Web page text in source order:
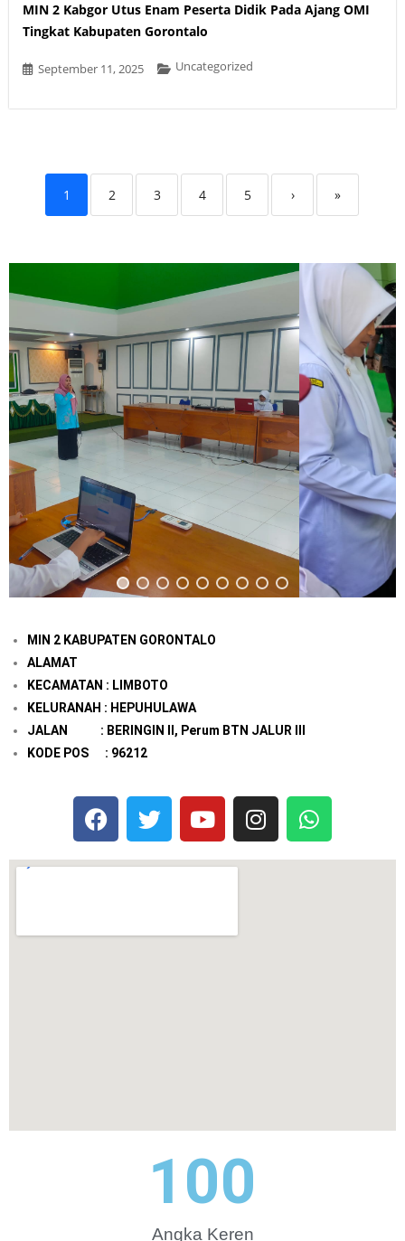
MIN 2 Kabgor Utus Enam Peserta Didik Pada Ajang OMI
Tingkat Kabupaten Gorontalo
September 11, 2025 Uncategorized
1 2 3 4 5 › »
MIN 2 KABUPATEN GORONTALO
ALAMAT
KECAMATAN : LIMBOTO
KELURANAH : HEPUHULAWA
JALAN : BERINGIN II, Perum BTN JALUR III
KODE POS : 96212
Angka Keren
100